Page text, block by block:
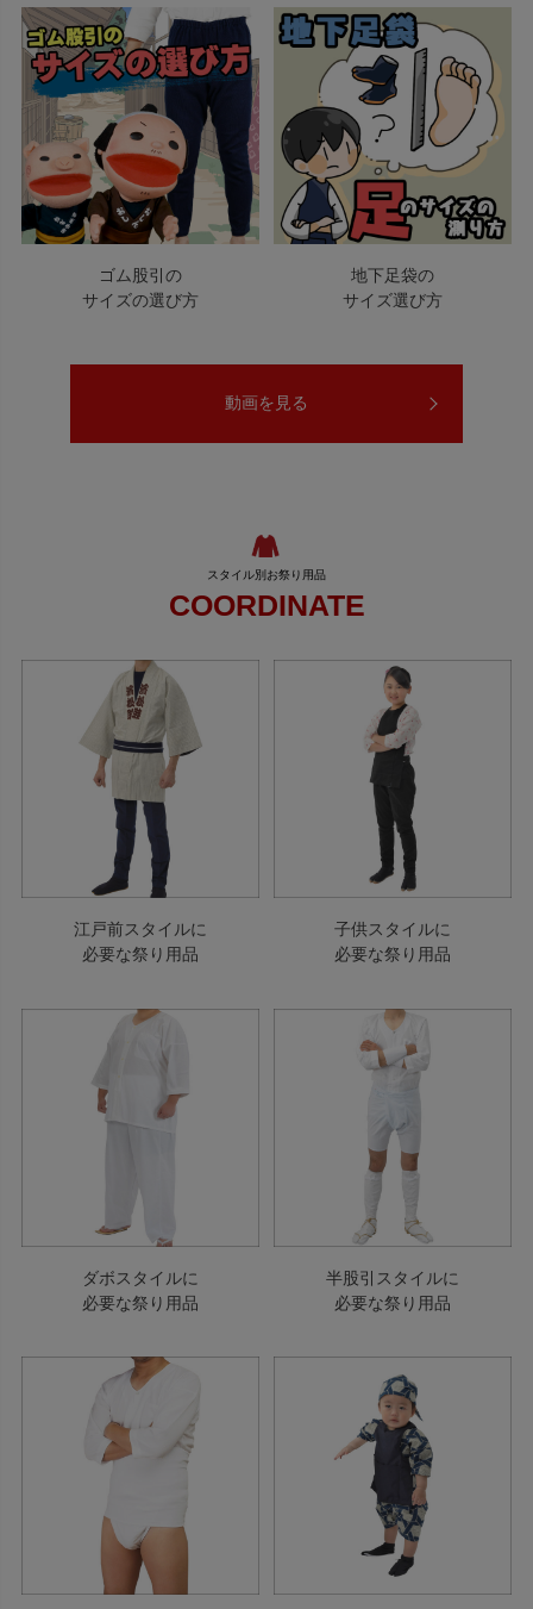
ゴム股引の
サイズの選び方
地下足袋の
サイズ選び方
動画を見る
COORDINATE
江戸前スタイルに
必要な祭り用品
子供スタイルに
必要な祭り用品
ダボスタイルに
必要な祭り用品
半股引スタイルに
必要な祭り用品